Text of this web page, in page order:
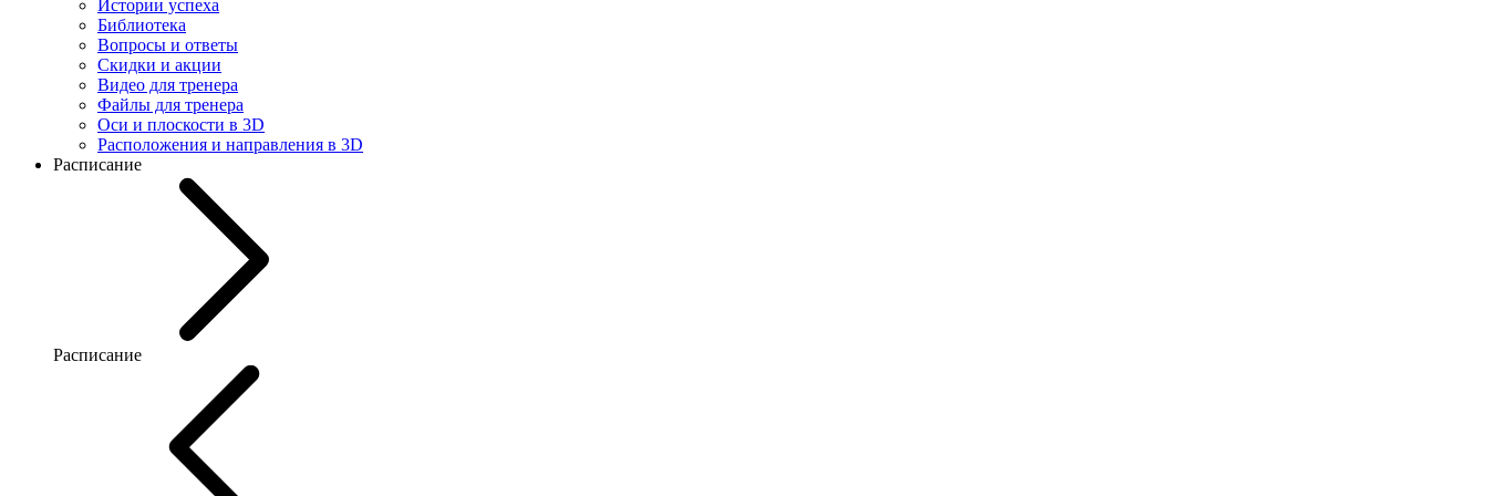
Истории успеха
Библиотека
Вопросы и ответы
Скидки и акции
Видео для тренера
Файлы для тренера
Оси и плоскости в 3D
Расположения и направления в 3D
Расписание
Расписание